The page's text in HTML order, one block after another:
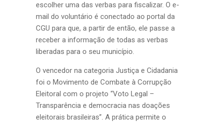
escolher uma das verbas para fiscalizar. O e-
mail do voluntário é conectado ao portal da
CGU para que, a partir de então, ele passe a
receber a informação de todas as verbas
liberadas para o seu município.
O vencedor na categoria Justiça e Cidadania
foi o Movimento de Combate à Corrupção
Eleitoral com o projeto “Voto Legal –
Transparência e democracia nas doações
eleitorais brasileiras”. A prática permite o